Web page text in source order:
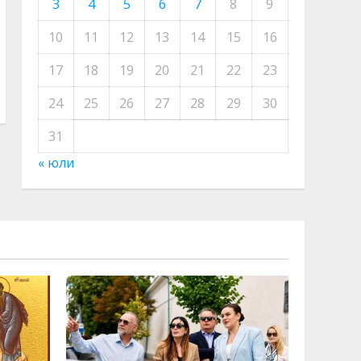
3
4 5 6 7 8
9
10
11 12 13 14 15
16
17
18 19 20 21 22
23
24
25 26 27 28 29
30
31
« юли